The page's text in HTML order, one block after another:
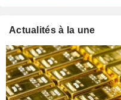
Actualités à la une